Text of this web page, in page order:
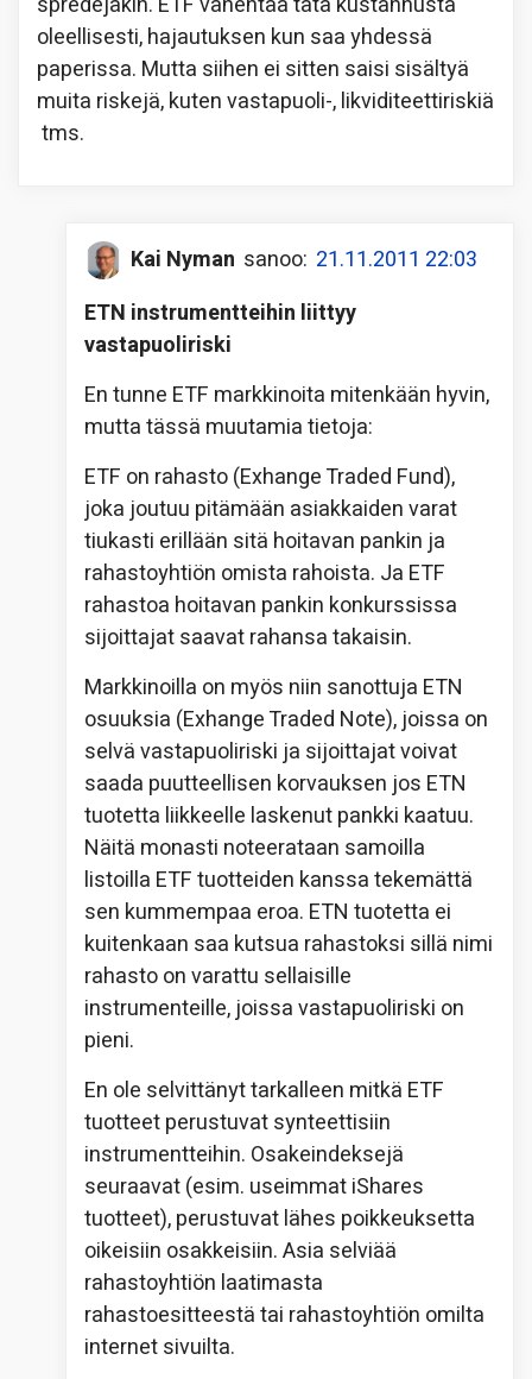
oleellisesti, hajautuksen kun saa yhdessä
paperissa. Mutta siihen ei sitten saisi sisältyä
muita riskejä, kuten vastapuoli-, likviditeettiriskiä
tms.
Kai Nyman sanoo: 21.11.2011 22:03
ETN instrumentteihin liittyy
vastapuoliriski
En tunne ETF markkinoita mitenkään hyvin,
mutta tässä muutamia tietoja:
ETF on rahasto (Exhange Traded Fund),
joka joutuu pitämään asiakkaiden varat
tiukasti erillään sitä hoitavan pankin ja
rahastoyhtiön omista rahoista. Ja ETF
rahastoa hoitavan pankin konkurssissa
sijoittajat saavat rahansa takaisin.
Markkinoilla on myös niin sanottuja ETN
osuuksia (Exhange Traded Note), joissa on
selvä vastapuoliriski ja sijoittajat voivat
saada puutteellisen korvauksen jos ETN
tuotetta liikkeelle laskenut pankki kaatuu.
Näitä monasti noteerataan samoilla
listoilla ETF tuotteiden kanssa tekemättä
sen kummempaa eroa. ETN tuotetta ei
kuitenkaan saa kutsua rahastoksi sillä nimi
rahasto on varattu sellaisille
instrumenteille, joissa vastapuoliriski on
pieni.
En ole selvittänyt tarkalleen mitkä ETF
tuotteet perustuvat synteettisiin
instrumentteihin. Osakeindeksejä
seuraavat (esim. useimmat iShares
tuotteet), perustuvat lähes poikkeuksetta
oikeisiin osakkeisiin. Asia selviää
rahastoyhtiön laatimasta
rahastoesitteestä tai rahastoyhtiön omilta
internet sivuilta.